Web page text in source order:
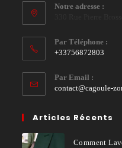
Notre adresse :
Par Téléphone :
+33756872803
Par Email :
contact@cagoule-
Articles Récents
Comment